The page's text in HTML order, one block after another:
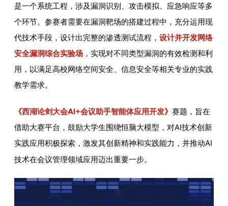
是一个系统工程，涉及漏洞识别、攻击模拟、应急响应等多
个环节。参赛者需要在漏洞靶场的搭建过程中，充分运用现
代技术手段，设计出完整的渗透测试流程，设计并开发网络
安全漏洞综合实验场 ，实现对不同类型漏洞的有效检测和利
用，以满足高校网络空间安全、信息安全等相关专业的实践
教学需求。
《西湖论剑大会AI+会议助手智能体应用开发》赛题，旨在
借助大赛平台，鼓励大学生围绕恒脑大模型，对AI技术创新
实践应用积极探索，激发其创新精神和实践能力，并推动AI
技术在会议管理领域应用迈出重要一步。